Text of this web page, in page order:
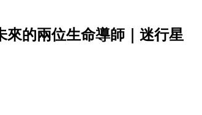
來的兩位生命導師｜迷行星